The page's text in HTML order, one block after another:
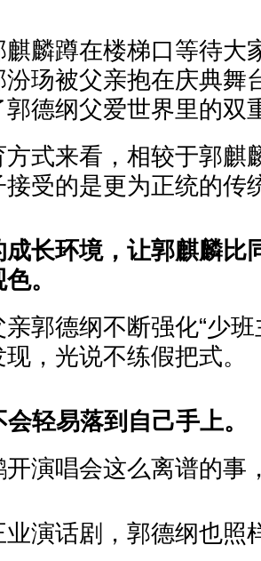
麟蹲在楼梯口等待大
玚被父亲抱在庆典舞
德纲父爱世界里的双
式来看，相较于郭麒
受的是更为正统的传
长环境，让郭麒麟比
。
郭德纲不断强化“少
，光说不练假把式。
轻易落到自己手上。
演唱会这么离谱的事
演话剧，郭德纲也照